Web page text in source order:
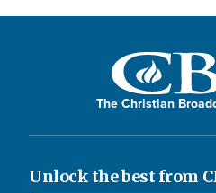
The Christian
Unlock the best from